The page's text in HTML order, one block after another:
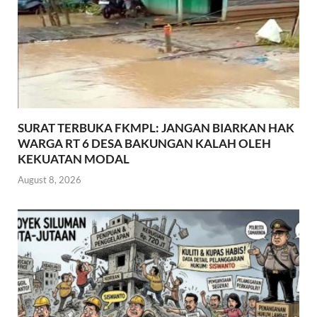
SURAT TERBUKA FKMPL: JANGAN BIARKAN HAK
WARGA RT 6 DESA BAKUNGAN KALAH OLEH
KEKUATAN MODAL
August 8, 2026